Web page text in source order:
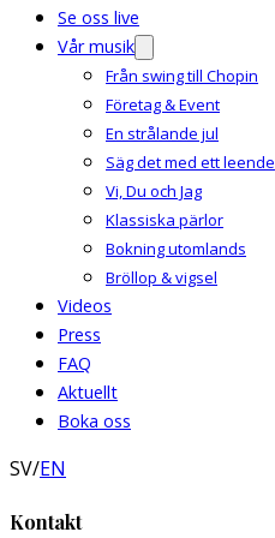
Se oss live
Vår musik
Från swing till Chopin
Företag & Event
En strålande jul
Säg det med ett leende
Vi, Du och Jag
Klassiska pärlor
Bokning utomlands
Bröllop & vigsel
Videos
Press
FAQ
Aktuellt
Boka oss
SV/EN
Kontakt